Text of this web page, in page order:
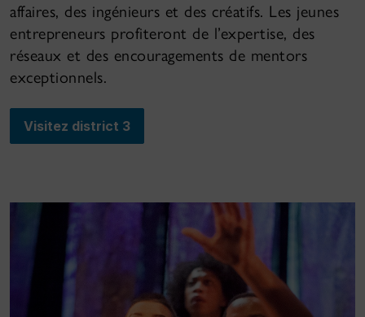
affaires, des ingénieurs et des créatifs. Les jeunes
entrepreneurs profiteront de l’expertise, des
réseaux et des encouragements de mentors
exceptionnels.
Visitez district 3